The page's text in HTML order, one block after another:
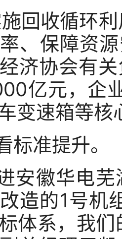
收循环利
、保障资
济协会有
亿元，企
变速箱等
准提升。
徽华电芜
造的1号机
体系，我